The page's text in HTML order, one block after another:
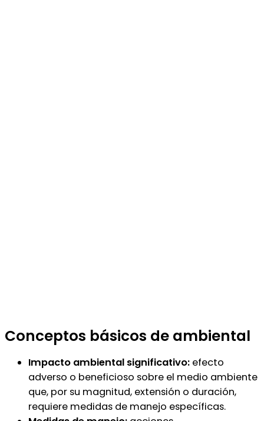
Conceptos básicos de ambiental
Impacto ambiental significativo: efecto
adverso o beneficioso sobre el medio ambiente
que, por su magnitud, extensión o duración,
requiere medidas de manejo específicas.